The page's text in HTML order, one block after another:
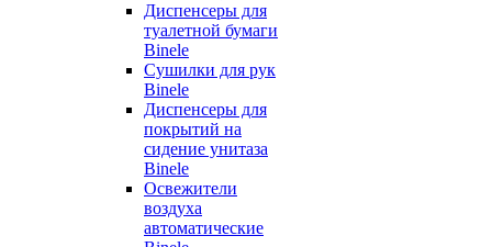
Диспенсеры для
туалетной бумаги
Binele
Сушилки для рук
Binele
Диспенсеры для
покрытий на
сидение унитаза
Binele
Освежители
воздуха
автоматические